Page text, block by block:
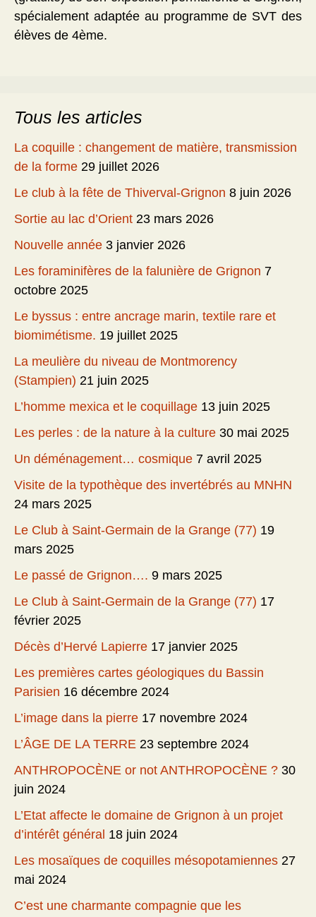
spécialement adaptée au programme de SVT des
élèves de 4ème.
Tous les articles
La coquille : changement de matière, transmission
de la forme 29 juillet 2026
Le club à la fête de Thiverval-Grignon 8 juin 2026
Sortie au lac d’Orient 23 mars 2026
Nouvelle année 3 janvier 2026
Les foraminifères de la falunière de Grignon 7
octobre 2025
Le byssus : entre ancrage marin, textile rare et
biomimétisme. 19 juillet 2025
La meulière du niveau de Montmorency
(Stampien) 21 juin 2025
L’homme mexica et le coquillage 13 juin 2025
Les perles : de la nature à la culture 30 mai 2025
Un déménagement… cosmique 7 avril 2025
Visite de la typothèque des invertébrés au MNHN
24 mars 2025
Le Club à Saint-Germain de la Grange (77) 19
mars 2025
Le passé de Grignon…. 9 mars 2025
Le Club à Saint-Germain de la Grange (77) 17
février 2025
Décès d’Hervé Lapierre 17 janvier 2025
Les premières cartes géologiques du Bassin
Parisien 16 décembre 2024
L’image dans la pierre 17 novembre 2024
L’ÂGE DE LA TERRE 23 septembre 2024
ANTHROPOCÈNE or not ANTHROPOCÈNE ? 30
juin 2024
L’Etat affecte le domaine de Grignon à un projet
d’intérêt général 18 juin 2024
Les mosaïques de coquilles mésopotamiennes 27
mai 2024
C’est une charmante compagnie que les